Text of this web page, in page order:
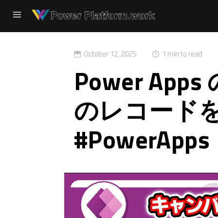
October 12, 2025 1 min to read
Power Apps
のレコード
#PowerApps